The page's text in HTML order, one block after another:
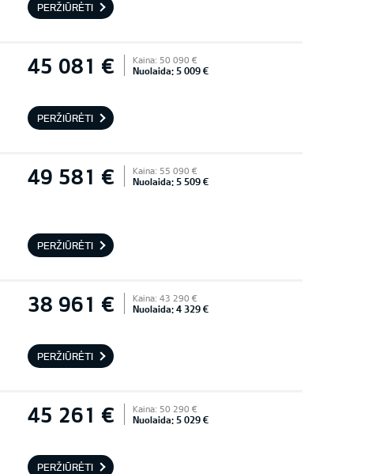
PERŽIŪRĖTI
45 081 € Kaina: 50 090 €
Nuolaida: 5 009 €
PERŽIŪRĖTI
49 581 € Kaina: 55 090 €
Nuolaida: 5 509 €
PERŽIŪRĖTI
38 961 € Kaina: 43 290 €
Nuolaida: 4 329 €
PERŽIŪRĖTI
45 261 € Kaina: 50 290 €
Nuolaida: 5 029 €
PERŽIŪRĖTI